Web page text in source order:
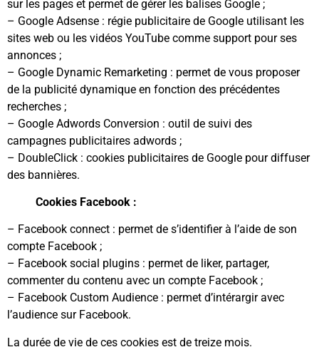
sur les pages et permet de gérer les balises Google ;
– Google Adsense : régie publicitaire de Google utilisant les
sites web ou les vidéos YouTube comme support pour ses
annonces ;
– Google Dynamic Remarketing : permet de vous proposer
de la publicité dynamique en fonction des précédentes
recherches ;
– Google Adwords Conversion : outil de suivi des
campagnes publicitaires adwords ;
– DoubleClick : cookies publicitaires de Google pour diffuser
des bannières.
Cookies Facebook :
– Facebook connect : permet de s’identifier à l’aide de son
compte Facebook ;
– Facebook social plugins : permet de liker, partager,
commenter du contenu avec un compte Facebook ;
– Facebook Custom Audience : permet d’intérargir avec
l’audience sur Facebook.
La durée de vie de ces cookies est de treize mois.